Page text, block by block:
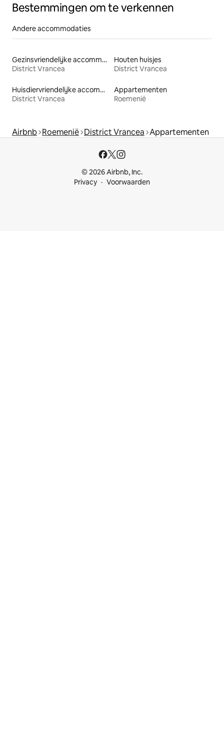
Bestemmingen om te verkennen
Andere accommodaties
Gezinsvriendelijke accommodaties
District Vrancea
Houten huisjes
District Vrancea
Huisdiervriendelijke accommodaties
District Vrancea
Appartementen
Roemenië
Airbnb Roemenië District Vrancea Appartementen
© 2026 Airbnb, Inc.
Privacy
Voorwaarden